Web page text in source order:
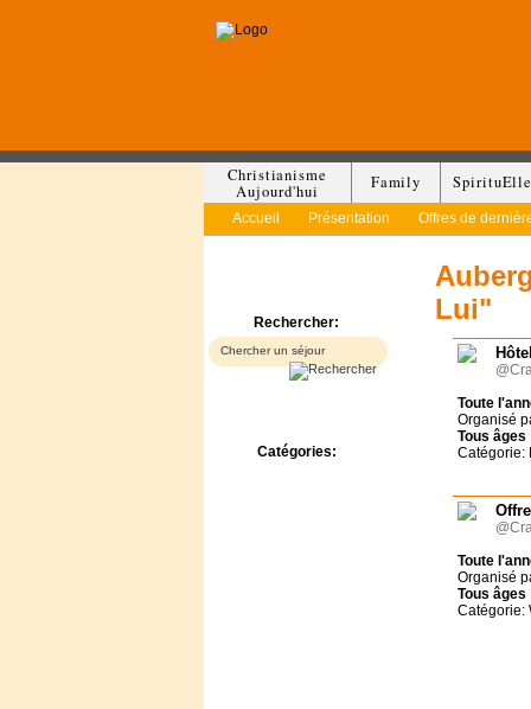
Christianisme
Aujourd'hui
Family
Accueil Présentation Offres de
Rechercher:
Catégories:
Lui"
Toute
Organisé
Tous âges
Catégorie:
Toute
Organisé
Tous âges
Catégorie: